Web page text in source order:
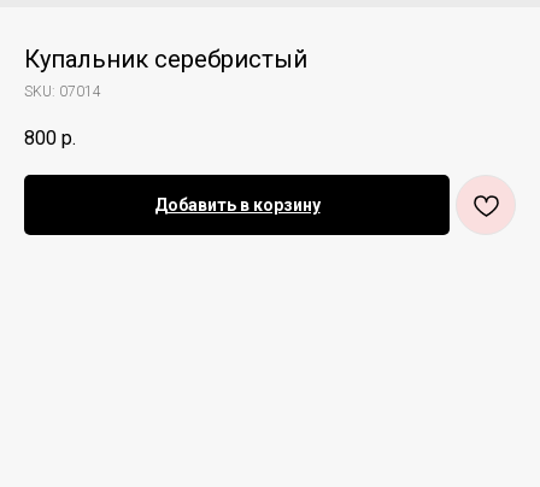
Купальник серебристый
SKU: 07014
800 р.
Добавить в корзину